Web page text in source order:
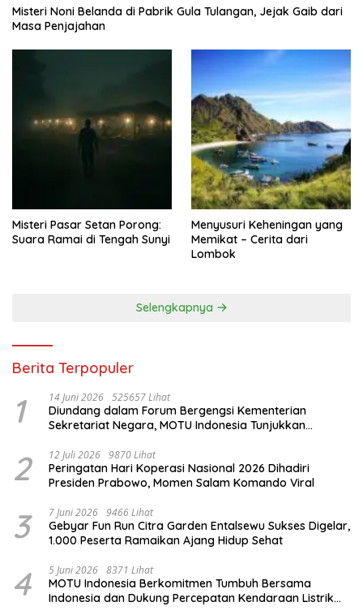
Misteri Noni Belanda di Pabrik Gula Tulangan, Jejak Gaib dari
Masa Penjajahan
Misteri Pasar Setan Porong:
Suara Ramai di Tengah Sunyi
Menyusuri Keheningan yang
Memikat – Cerita dari
Lombok
Selengkapnya
Berita Terpopuler
1 14 Juni 2026 525657 Lihat
Diundang dalam Forum Bergengsi Kementerian
Sekretariat Negara, MOTU Indonesia Tunjukkan
2 12 Juli 2026 9870 Lihat
Peringatan Hari Koperasi Nasional 2026 Dihadiri
Presiden Prabowo, Momen Salam Komando Viral
3 7 Juni 2026 9466 Lihat
Gebyar Fun Run Citra Garden Entalsewu Sukses Digelar,
1.000 Peserta Ramaikan Ajang Hidup Sehat
4 5 Juni 2026 8371 Lihat
MOTU Indonesia Berkomitmen Tumbuh Bersama
Indonesia dan Dukung Percepatan Kendaraan Listrik